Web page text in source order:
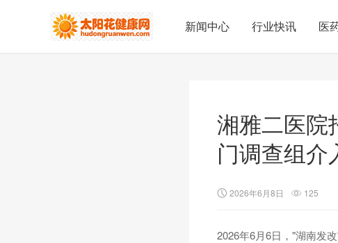
新闻中心 行业快讯 医
湘雅二医院
门调查组介
2026年6月8日 125
2026年6月6日，"湖南发